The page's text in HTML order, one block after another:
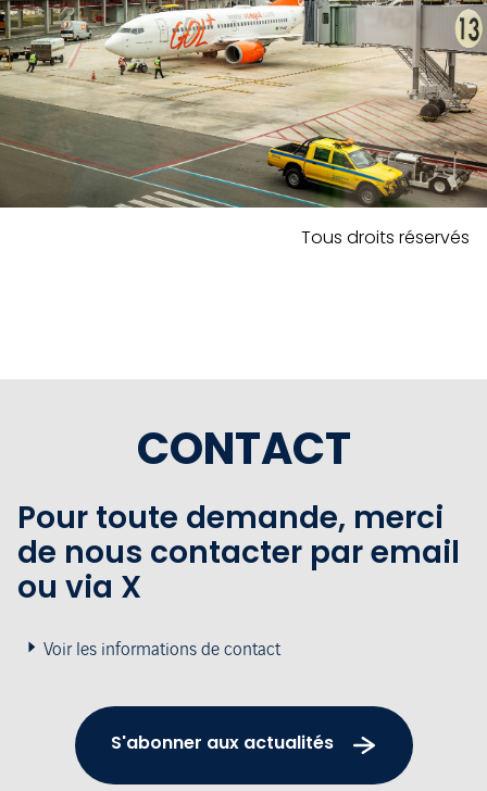
Tous droits réservés
CONTACT
Pour toute demande, merci
de nous contacter par email
ou via X
Voir les informations de contact
S'abonner aux actualités